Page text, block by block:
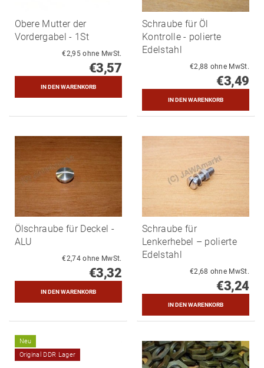
Obere Mutter der
Vordergabel - 1St
€2,95 ohne MwSt.
€3,57
Schraube für Öl
Kontrolle - polierte
Edelstahl
€2,88 ohne MwSt.
€3,49
Ölschraube für Deckel -
ALU
€2,74 ohne MwSt.
€3,32
Schraube für
Lenkerhebel – polierte
Edelstahl
€2,68 ohne MwSt.
€3,24
Neu
Original DDR Lager